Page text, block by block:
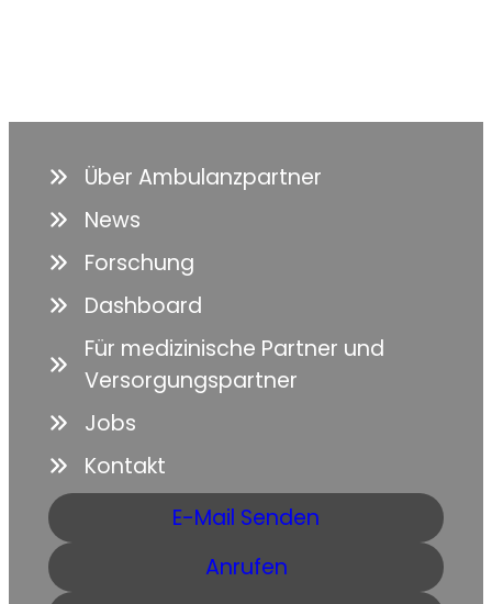
Über Ambulanzpartner
News
Forschung
Dashboard
Für medizinische Partner und
Versorgungspartner
Jobs
Kontakt
E-Mail Senden
Anrufen